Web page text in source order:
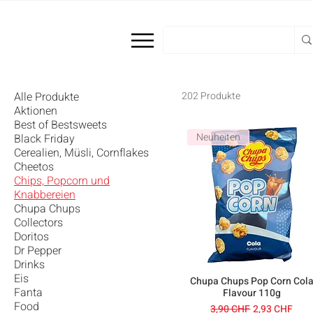
Alle Produkte
Aktionen
Best of Bestsweets
Black Friday
Cerealien, Müsli, Cornflakes
Cheetos
Chips, Popcorn und
Knabbereien
Chupa Chups
Collectors
Doritos
Dr Pepper
Drinks
Eis
Fanta
Food
202 Produkte
Neuheiten
Chupa Chups Pop Corn Cola
Flavour 110g
Standardpreis
3,90 CHFSale-Preis
2,93 CHF